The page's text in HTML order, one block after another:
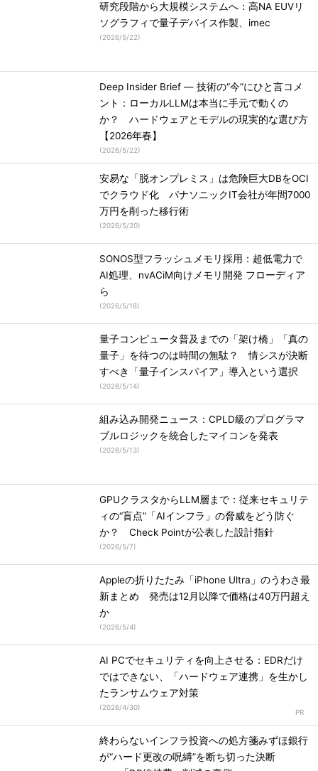
研究段階から大規模システムへ：高NA EUVリ
ソグラフィで量子デバイス作製、imec
(2026/5/22)
Deep Insider Brief ― 技術の“今”にひと言コメ
ント：ローカルLLMは本当に手元で動くの
か？ ハードウェアとモデルの現実的な選び方
【2026年春】
(2026/5/22)
安易な「脱オンプレミス」は危険巨大DBをOCI
でクラウド化 パナソニックIT会社が年間7000
万円を削った移行術
(2026/5/20)
SONOS型フラッシュメモリ採用：超低電力で
AI処理、nvACiM向けメモリ開発 フローディア
ら
(2026/5/18)
量子コンピュータ普及までの「架け橋」「真の
量子」を待つのは時間の無駄？ 情シスが決断
すべき「量子インスパイア」導入という選択
(2026/5/14)
組み込み開発ニュース：CPLD級のプログラマ
ブルロジックを統合したマイコンを発表
(2026/5/13)
GPUクラスタからLLM層まで：従来セキュリテ
ィの“盲点”「AIインフラ」の脅威をどう防ぐ
か？ Check Pointが公表した設計指針
(2026/5/7)
Appleの折りたたみ「iPhone Ultra」のうわさ最
新まとめ 発売は12月以降で価格は40万円超え
か
(2026/5/4)
AI PCでセキュリティを向上させる：EDRだけ
ではできない、「ハードウェア連携」を生かし
たランサムウェア対策
(2026/4/30)
終わらないインフラ投資への処方箋みずほ銀行
が“ハード更改の呪縛”を断ち切った決断